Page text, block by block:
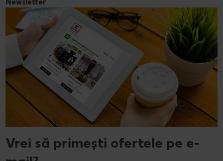
Vrei să primești ofertele pe e-